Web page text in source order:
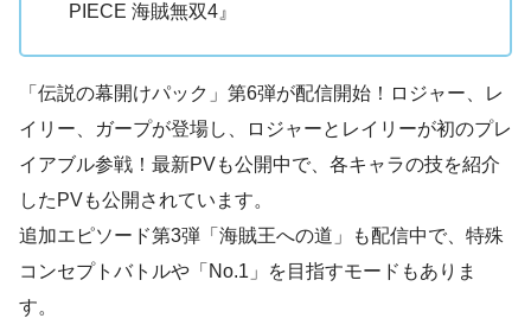
PIECE 海賊無双4』
「伝説の幕開けパック」第6弾が配信開始！ロジャー、レ
イリー、ガープが登場し、ロジャーとレイリーが初のプレ
イアブル参戦！最新PVも公開中で、各キャラの技を紹介
したPVも公開されています。
追加エピソード第3弾「海賊王への道」も配信中で、特殊
コンセプトバトルや「No.1」を目指すモードもありま
す。